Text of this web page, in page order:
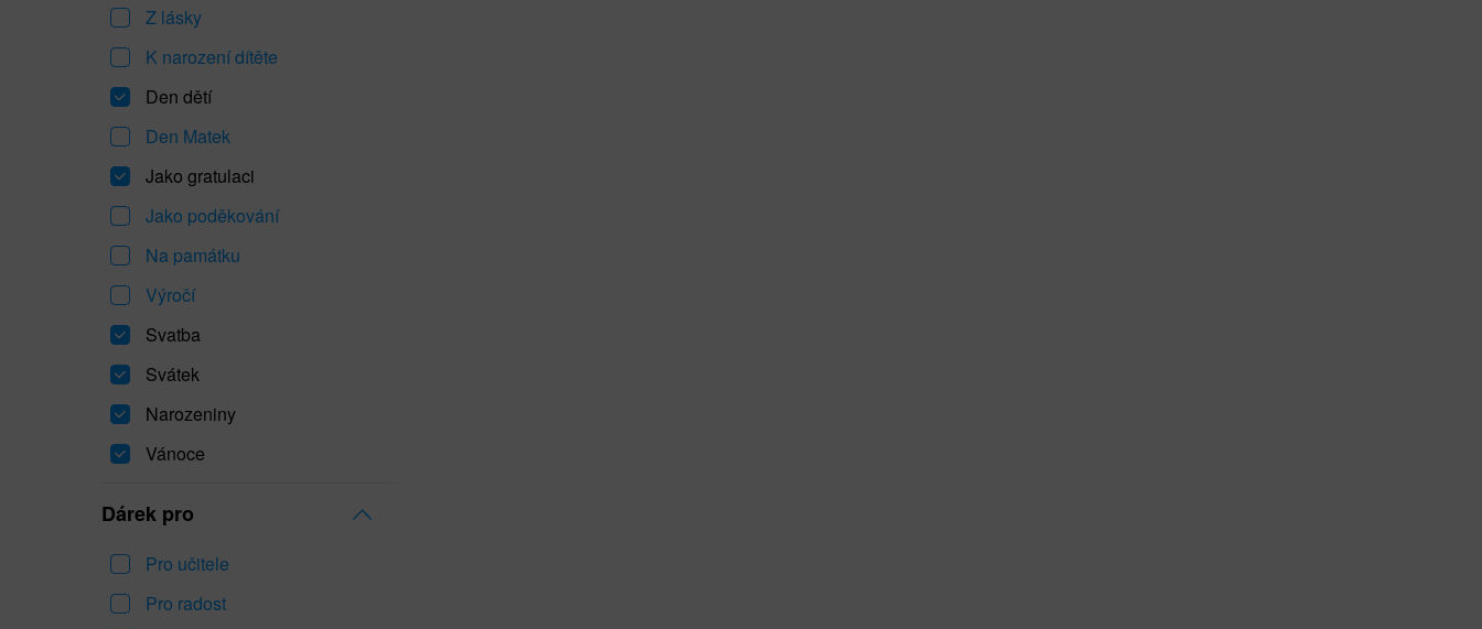
Z lásky
K narození dítěte
Den dětí
Den Matek
Jako gratulaci
Jako poděkování
Na památku
Výročí
Svatba
Svátek
Narozeniny
Vánoce
Dárek pro
Pro učitele
Pro radost